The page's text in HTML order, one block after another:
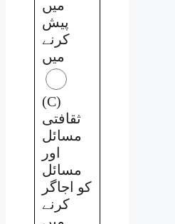
میں
پیش
کرنے
میں
(C)
ثقافتی
مسائل
اور
مسائل
کو اجاگر
کرنے
میں